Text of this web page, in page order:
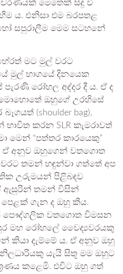
මෙතෙක් සිදු වී
ය. එනිසා එම බරපතළ
හෝ සපුරාලීම මෙම සටහනේ
මට මුල් වරට
මුල් භාගයේ දිනයෙක
රෝහල අද්දර දී ය. ඒ ද
ඔහුගේ උරහිසේ
(shoulder bag),
භාවිත කරන SLR කැමරාවත්
මෙන් “පත්තර කාරයෙකු”
ඒ අනුව ඔහුගෙන් වතගොත
තමන් හඳුන්වා ගත්තේ අප
උරුමයන් පිළිබඳව
ඇසුරින් තමන් විසින්
ගැන ද ඔහු කීය.
පෞද්ගලික වතගොත විමසන
මහ රෝහලේ වෛද්‍යවරයකු
කියා දැම්මේ ය. ඒ අනුව ඔහු
යැයි සිතූ මම ඔහුට
කළෙමි. එවිට ඔහු ගත්